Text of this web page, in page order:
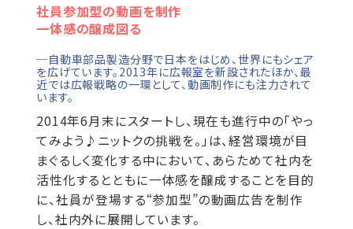
社員参加型の動画を制作
一体感の醸成図る
─自動車部品製造分野で日本をはじめ、世界にもシェア
を広げています。2013年に広報室を新設されたほか、最
近では広報戦略の一環として、動画制作にも注力されて
います。
2014年6月末にスタートし、現在も進行中の「やっ
てみよう♪ニットクの挑戦を。」は、経営環境が目
まぐるしく変化する中において、あらためて社内を
活性化するとともに一体感を醸成することを目的
に、社員が登場する“参加型”の動画広告を制作
し、社内外に展開しています。